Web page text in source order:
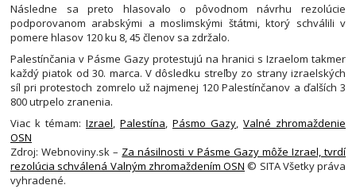
Následne sa preto hlasovalo o pôvodnom návrhu rezolúcie
podporovanom arabskými a moslimskými štátmi, ktorý schválili v
pomere hlasov 120 ku 8, 45 členov sa zdržalo.
Palestínčania v Pásme Gazy protestujú na hranici s Izraelom takmer
každý piatok od 30. marca. V dôsledku streľby zo strany izraelských
síl pri protestoch zomrelo už najmenej 120 Palestínčanov a ďalších 3
800 utrpelo zranenia.
Viac k témam: Izrael, Palestína, Pásmo Gazy, Valné zhromaždenie
OSN
Zdroj: Webnoviny.sk – Za násilnosti v Pásme Gazy môže Izrael, tvrdí
rezolúcia schválená Valným zhromaždením OSN © SITA Všetky práva
vyhradené.